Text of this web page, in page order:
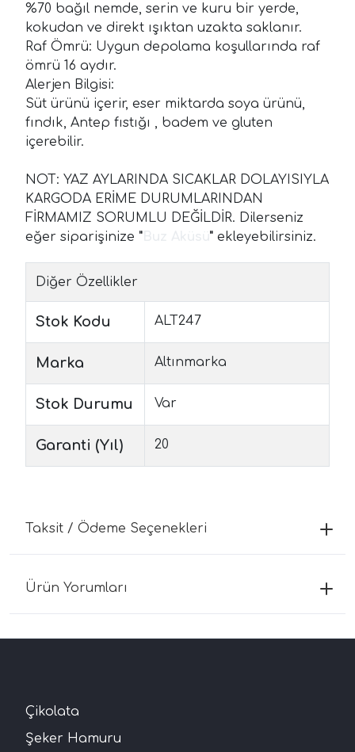
%70 bağıl nemde, serin ve kuru bir yerde,
kokudan ve direkt ışıktan uzakta saklanır.
Raf Ömrü: Uygun depolama koşullarında raf
ömrü 16 aydır.
Alerjen Bilgisi:
Süt ürünü içerir, eser miktarda soya ürünü,
fındık, Antep fıstığı , badem ve gluten
içerebilir.
NOT: YAZ AYLARINDA SICAKLAR DOLAYISIYLA
KARGODA ERİME DURUMLARINDAN
FİRMAMIZ SORUMLU DEĞİLDİR. Dilerseniz
eğer siparişinize " " ekleyebilirsiniz.
Diğer Özellikler
Stok Kodu ALT247
Marka Altınmarka
Stok Durumu Var
Garanti (Yıl) 20
Taksit / Ödeme Seçenekleri
Ürün Yorumları
Çikolata
Şeker Hamuru